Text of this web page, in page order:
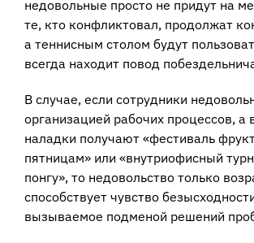
недовольные просто не придут на
те, кто конфликтовал, продолжат
а теннисным столом будут
всегда находит повод
В случае, если сотрудники
организацией рабочих процессов, а
наладки получают «фестиваль
пятницам» или «внутриофисный
понгу», то недовольство только
способствует чувство
вызываемое подменой решений